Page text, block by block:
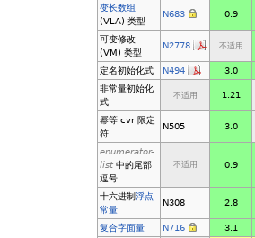
变长数组
(VLA) 类型
N683 0.9
可变修改
(VM) 类型
N2778 不适用
定名初始化式 N494 3.0
非常量初始化
式
不适用 1.21
幂等 cvr 限定
符
N505 3.0
enumerator-
list 中的尾部
逗号
不适用 0.9
十六进制浮点
常量
N308 2.8
复合字面量 N716 3.1